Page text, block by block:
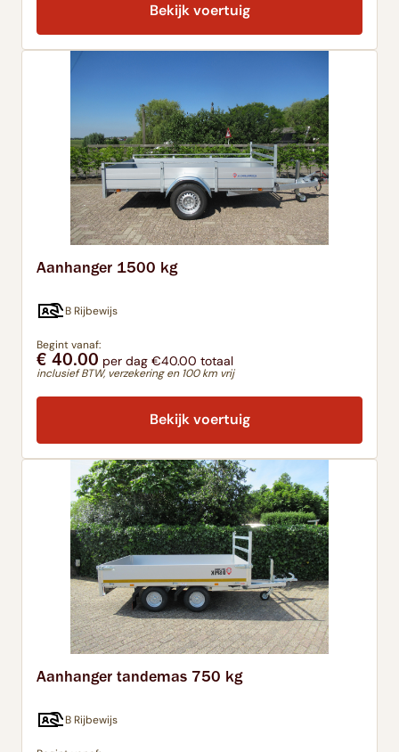
Bekijk voertuig
Aanhanger 1500 kg
B Rijbewijs
Begint vanaf:
€ 40.00 per dag €40.00 totaal
inclusief BTW, verzekering en 100 km vrij
Bekijk voertuig
Aanhanger tandemas 750 kg
B Rijbewijs